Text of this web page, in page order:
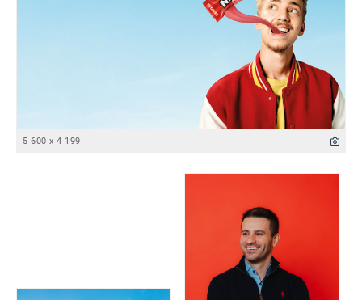
5 600 x 4 199